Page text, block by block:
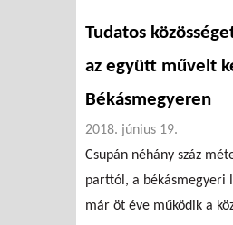
Tudatos
az együtt művelt
Békásmegyeren
2018. június 19.
Csupán néhány száz
parttól, a békásmegyeri
már öt éve működik a